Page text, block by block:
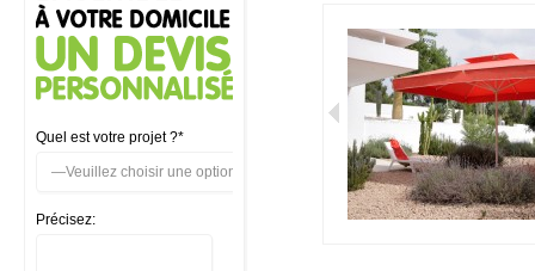
Quel est votre projet ?*
Précisez: